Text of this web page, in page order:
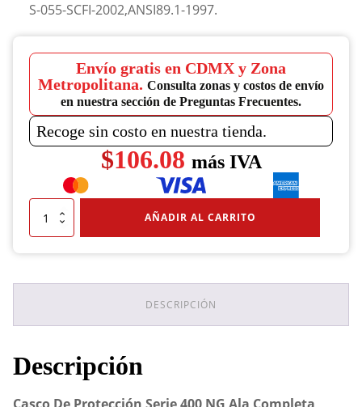
S-055-SCFI-2002,ANSI89.1-1997.
Envío gratis en CDMX y Zona
Metropolitana. Consulta zonas y costos de envío
en nuestra sección de Preguntas Frecuentes.
Recoge sin costo en nuestra tienda.
$106.08 más IVA
Casco
Serie
6
cantidad
AÑADIR AL CARRITO
DESCRIPCIÓN
Descripción